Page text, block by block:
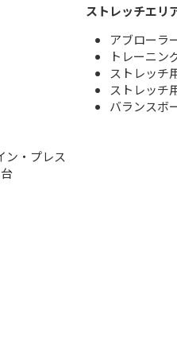
ン・プレス
ストレッチエリ
アブローラ
トレーニン
ストレッチ
ストレッチ
バランスボ